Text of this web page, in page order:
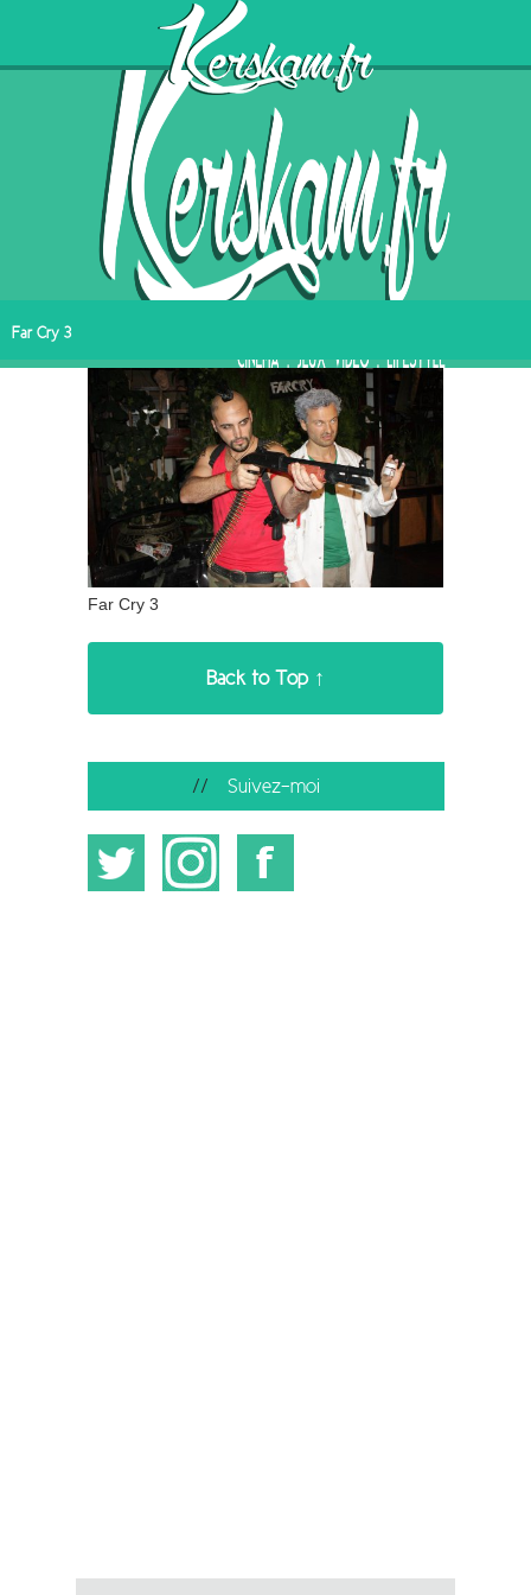
Far Cry 3
Far Cry 3
Back to Top ↑
Suivez-moi